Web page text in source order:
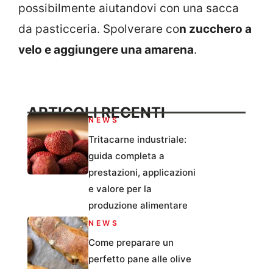
possibilmente aiutandovi con una sacca
da pasticceria. Spolverare con zucchero a
velo e aggiungere una amarena.
ARTICOLI RECENTI
NEWS
Tritacarne industriale:
guida completa a
prestazioni, applicazioni
e valore per la
produzione alimentare
NEWS
Come preparare un
perfetto pane alle olive